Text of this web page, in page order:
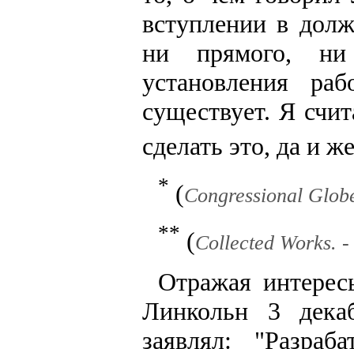
вступлении в
ни прямого, ни
установления
существует. Я
сделать это, да и
* (Congressional
** (Collected Works.
Отражая
Линкольн 3
заявлял: